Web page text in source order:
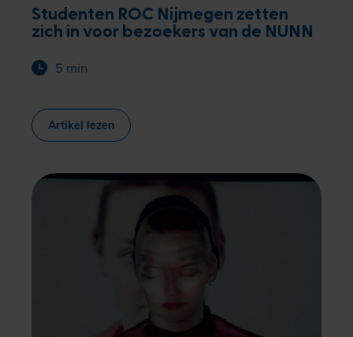
Studenten ROC Nijmegen zetten
zich in voor bezoekers van de NUNN
5 min
Artikel lezen